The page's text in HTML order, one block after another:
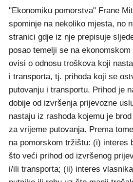
"Ekonomiku pomorstva" Frane
spominje na nekoliko mjesta, no
stranici gdje iz nje prepisuje
posao temelji se na
ovisi o odnosu troškova koji
i transporta, tj. prihoda koji se
putovanju i transportu. Prihod je
dobije od izvršenja prijevozne
nastaju iz rashoda kojemu je
za vrijeme putovanja. Prema
na pomorskom tržištu: (i) interes
što veći prihod od izvršenog
i/ili transporta; (ii) interes